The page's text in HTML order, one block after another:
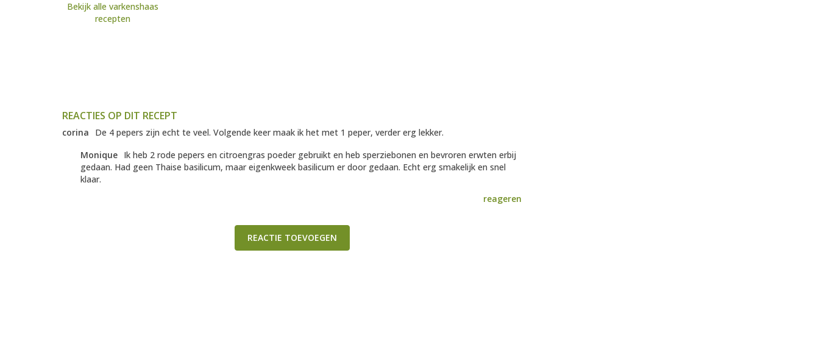
Bekijk alle varkenshaas
recepten
REACTIES OP DIT RECEPT
corina
De 4 pepers zijn echt te veel. Volgende keer maak ik het met 1 peper, verder erg lekker.
Monique Ik heb 2 rode pepers en citroengras poeder gebruikt en heb sperziebonen en bevroren erwten erbij
gedaan. Had geen Thaise basilicum, maar eigenkweek basilicum er door gedaan. Echt erg smakelijk en snel
klaar.
reageren
REACTIE TOEVOEGEN